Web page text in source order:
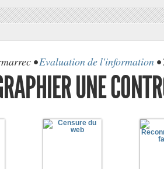
•Evaluation de l'information
UNE